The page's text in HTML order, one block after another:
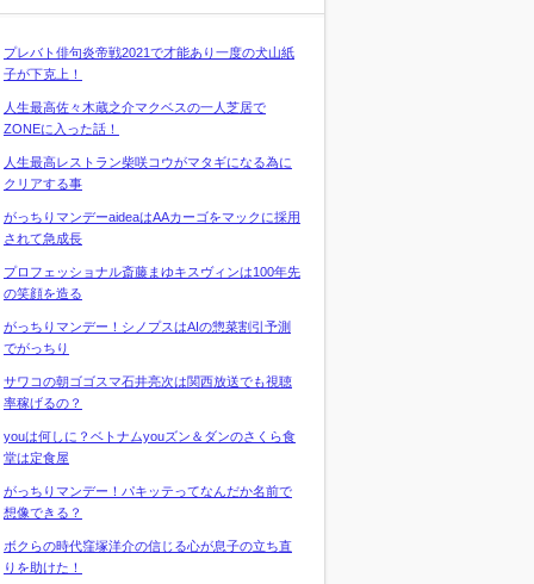
プレバト俳句炎帝戦2021で才能あり一度の犬山紙
子が下克上！
人生最高佐々木蔵之介マクベスの一人芝居で
ZONEに入った話！
人生最高レストラン柴咲コウがマタギになる為に
クリアする事
がっちりマンデーaideaはAAカーゴをマックに採用
されて急成長
プロフェッショナル斎藤まゆキスヴィンは100年先
の笑顔を造る
がっちりマンデー！シノプスはAIの惣菜割引予測
でがっちり
サワコの朝ゴゴスマ石井亮次は関西放送でも視聴
率稼げるの？
youは何しに？ベトナムyouズン＆ダンのさくら食
堂は定食屋
がっちりマンデー！パキッテってなんだか名前で
想像できる？
ボクらの時代窪塚洋介の信じる心が息子の立ち直
りを助けた！